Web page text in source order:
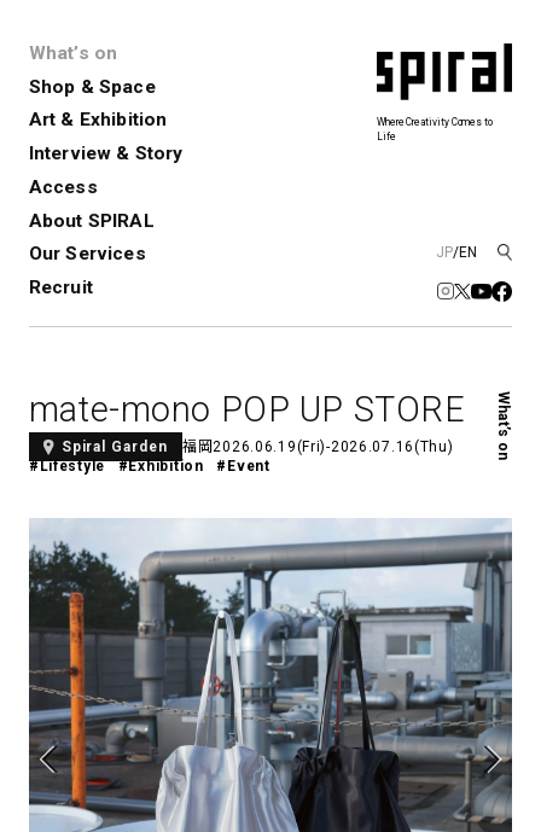
What’s on
Shop & Space
Art & Exhibition
Interview & Story
Access
About SPIRAL
Our Services
Recruit
JP/EN
Where Creativity Comes to
Life
Spiral
Spiral Market6
青山
アトレ吉祥寺
KITTE丸の内
⼆⼦⽟川 Dogwood Plaza
横浜赤レンガ倉庫
ルクア⼤阪
Spiral Hall
Nail Salon4 Café3
Exhibition
展覧会やイベント
演劇やダンス、ライブ公演、イベント
Art Projects
アートプロジェクト・イベント
SICF
若手作家の発掘・育成・支援を目的
Spiral Schole
スパイラルが推進するエデュケーシ
ョンプログラム
Spiral Print Collection
スパイラルが提案するオリジナルプ
リント作品
SPIRALのご紹介
採用情報 お問い合わせ
レンタルスペース
コンサルティング 商品開発
新卒採用
アルバイト・その他
mate-mono POP UP STORE
Spiral Garden 福岡 2026.06.19(Fri)-2026.07.16(Thu)
#Lifestyle
#Exhibition #Event
What’s on